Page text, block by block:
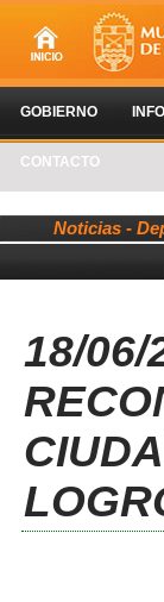
GOBIERNO
CONTACTO
Noticias -
18/06/